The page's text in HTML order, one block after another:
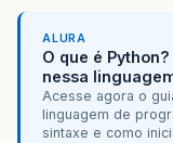
ALURA
O que é
nessa
Acesse agora o
linguagem de
sintaxe e como